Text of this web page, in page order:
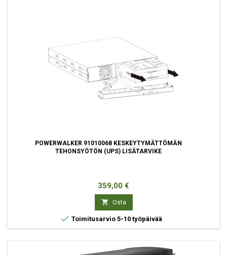
POWERWALKER 91010068 KESKEYTYMÄTTÖMÄN
TEHONSYÖTÖN (UPS) LISÄTARVIKE
Hinta
359,00 €
 Osta
 Toimitusarvio 5-10 työpäivää